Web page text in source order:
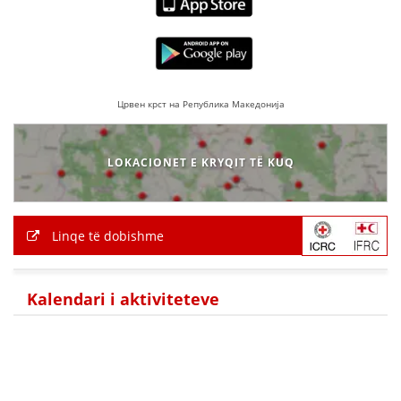
Црвен крст на Република Македонија
LOKACIONET E KRYQIT TË KUQ
Linqe të dobishme
Kalendari i aktiviteteve